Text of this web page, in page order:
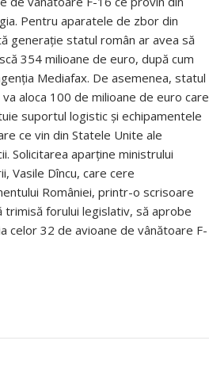
Pentru aparatele de zbor din
generație statul român ar avea să
354 milioane de euro, după cum
Mediafax. De asemenea, statul
aloca 100 de milioane de euro care
suportul logistic și echipamentele
ce vin din Statele Unite ale
Solicitarea aparține ministrului
Vasile Dîncu, care cere
României, printr-o scrisoare
trimisă forului legislativ, să aprobe
celor 32 de avioane de vânătoare F-